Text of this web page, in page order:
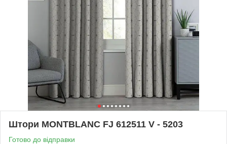
Штори MONTBLANC FJ 612511 V - 5203
Готово до відправки